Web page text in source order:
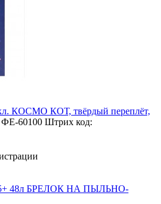
КОСМО КОТ, твёрдый переплёт,
ФЕ-60100 Штрих код: